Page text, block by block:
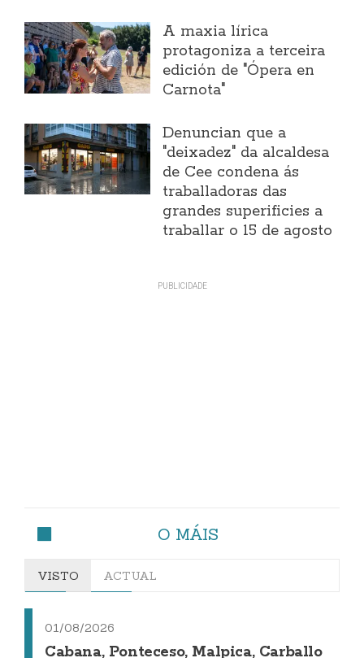
A maxia lírica
protagoniza a terceira
edición de "Ópera en
Carnota"
Denuncian que a
"deixadez" da alcaldesa
de Cee condena ás
traballadoras das
grandes superificies a
traballar o 15 de agosto
O MÁIS
VISTO ACTUAL
01/08/2026
Cabana, Ponteceso, Malpica, Carballo